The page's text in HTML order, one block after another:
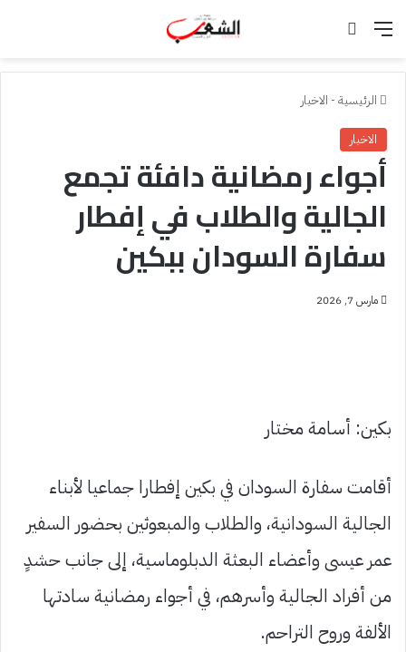
القائمة
الرئيسية - الاخبار
الاخبار
أجواء رمضانية دافئة تجمع
الجالية والطلاب في إفطار
سفارة السودان ببكين
مارس 7, 2026
بكين: أسامة مختار
أقامت سفارة السودان في بكين إفطارا جماعيا لأبناء
الجالية السودانية، والطلاب والمبعوثين بحضور السفير
عمر عيسى وأعضاء البعثة الدبلوماسية، إلى جانب حشدٍ
من أفراد الجالية وأسرهم، في أجواء رمضانية سادتها
الألفة وروح التراحم.